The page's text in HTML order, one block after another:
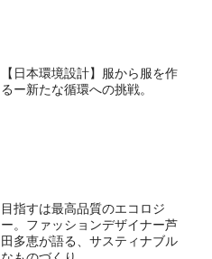
【日本環境設計】服から服を作
るー新たな循環への挑戦。
目指すは最高品質のエコロジ
ー。ファッションデザイナー芦
田多恵が語る、サスティナブル